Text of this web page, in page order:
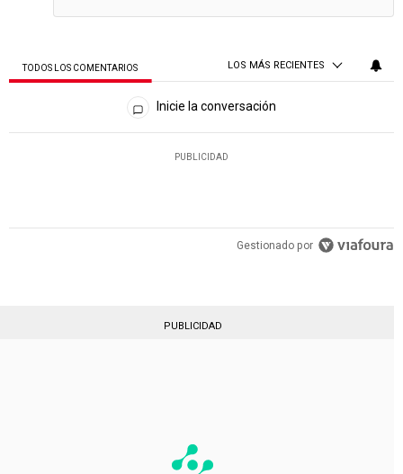
TODOS LOS COMENTARIOS LOS MÁS RECIENTES
Todos los comentarios
Inicie la conversación
PUBLICIDAD
Gestionado por
PUBLICIDAD